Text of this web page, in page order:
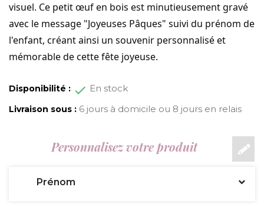
visuel. Ce petit œuf en bois est minutieusement gravé
avec le message "Joyeuses Pâques" suivi du prénom de
l'enfant, créant ainsi un souvenir personnalisé et
mémorable de cette fête joyeuse.
Disponibilité : En stock
Livraison sous : 6 jours à domicile ou 8 jours en relais
Personnalisez votre produit
Prénom